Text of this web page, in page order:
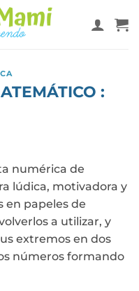
:
numérica de
lúdica, motivadora y
en papeles de
a utilizar, y
extremos en dos
números formando